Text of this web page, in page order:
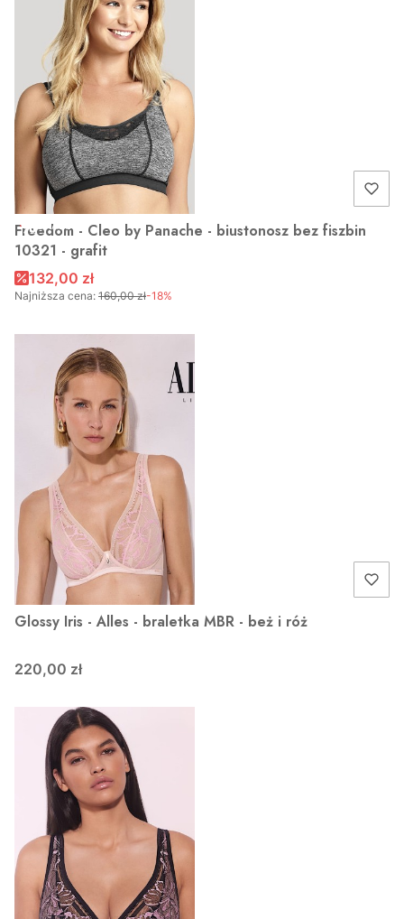
OKAZJA
Freedom - Cleo by Panache - biustonosz bez fiszbin
10321 - grafit
132,00 zł
Najniższa cena: 160,00 zł-18%
Glossy Iris - Alles - braletka MBR - beż i róż
220,00 zł